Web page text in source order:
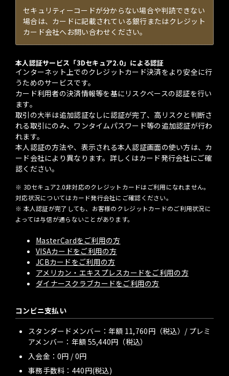
セキュリティーコードが分からない場合や判読できない
場合は、カードに記載されている銀行またはクレジット
カード会社へお問い合わせください。
本人認証サービス「3Dセキュア2.0」による認証
インターネット上でのクレジットカード決済をより安全に行
うためのサービスです。
カード利用者の決済情報等を基にリスクベースの認証を行い
ます。
取引の大半は追加認証なしに認証が完了、高リスクと判断さ
れる取引にのみ、ワンタイムパスワード等の追加認証が行わ
れます。
本人認証の方法や、表示される本人認証画面の使い方は、カ
ード会社により異なります。詳しくはカード発行会社にご確
認ください。
※ 3Dセキュア2.0非対応のクレジットカードはご利用になれません。
対応状況についてはカード発行会社にご確認ください。
※ 本人認証が完了しても、お客様のクレジットカードのご利用状況に
よっては与信が通らないことがあります。
MasterCardをご利用の方
VISAカードをご利用の方
JCBカードをご利用の方
アメリカン・エキスプレスカードをご利用の方
ダイナースクラブカードをご利用の方
コンビニ支払い
スタンダードメンバー：年額 11,760円（税込）/ プレミ
アメンバー：年額 55,440円（税込）
入会金：0円 /0円
事務手数料：440円(税込)